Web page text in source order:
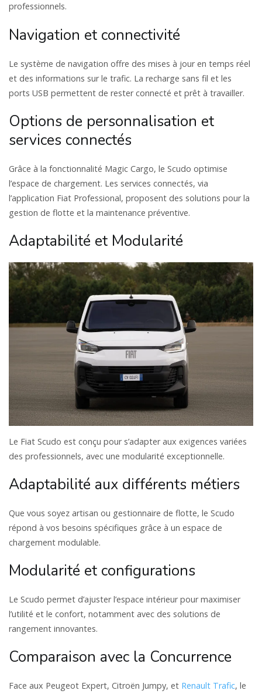
professionnels.
Navigation et connectivité
Le système de navigation offre des mises à jour en temps réel
et des informations sur le trafic. La recharge sans fil et les
ports USB permettent de rester connecté et prêt à travailler.
Options de personnalisation et
services connectés
Grâce à la fonctionnalité Magic Cargo, le Scudo optimise
l’espace de chargement. Les services connectés, via
l’application Fiat Professional, proposent des solutions pour la
gestion de flotte et la maintenance préventive.
Adaptabilité et Modularité
Le Fiat Scudo est conçu pour s’adapter aux exigences variées
des professionnels, avec une modularité exceptionnelle.
Adaptabilité aux différents métiers
Que vous soyez artisan ou gestionnaire de flotte, le Scudo
répond à vos besoins spécifiques grâce à un espace de
chargement modulable.
Modularité et configurations
Le Scudo permet d’ajuster l’espace intérieur pour maximiser
l’utilité et le confort, notamment avec des solutions de
rangement innovantes.
Comparaison avec la Concurrence
Face aux Peugeot Expert, Citroën Jumpy, et Renault Trafic, le